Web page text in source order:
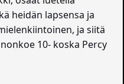
heidän lapsensa ja
ja siitä
10- koska Percy